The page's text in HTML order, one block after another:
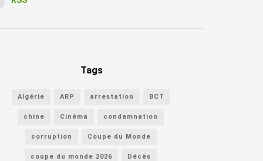
Tags
Algérie ARP arrestation BCT
chine Cinéma condamnation
corruption Coupe du Monde
coupe du monde 2026 Décès